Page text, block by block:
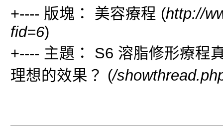
+---- 版塊： 美容療程 (http://
fid=6)
+---- 主題： S6 溶脂修形療程
理想的效果？ (/